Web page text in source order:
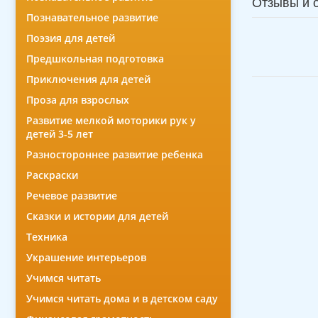
Познавательное развитие
Поэзия для детей
Предшкольная подготовка
Приключения для детей
Проза для взрослых
Развитие мелкой моторики рук у
детей 3-5 лет
Разностороннее развитие ребенка
Раскраски
Речевое развитие
Сказки и истории для детей
Техника
Украшение интерьеров
Учимся читать
Учимся читать дома и в детском саду